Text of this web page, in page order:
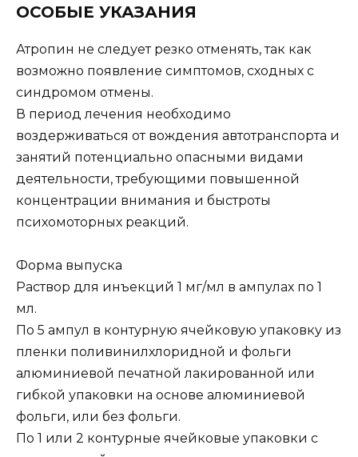
ОСОБЫЕ УКАЗАНИЯ
Атропин не следует резко отменять, так как
возможно появление симптомов, сходных с
синдромом отмены.
В период лечения необходимо
воздерживаться от вождения автотранспорта и
занятий потенциально опасными видами
деятельности, требующими повышенной
концентрации внимания и быстроты
психомоторных реакций.
Форма выпуска
Раствор для инъекций 1 мг/мл в ампулах по 1
мл.
По 5 ампул в контурную ячейковую упаковку из
пленки поливинилхлоридной и фольги
алюминиевой печатной лакированной или
гибкой упаковки на основе алюминиевой
фольги, или без фольги.
По 1 или 2 контурные ячейковые упаковки с